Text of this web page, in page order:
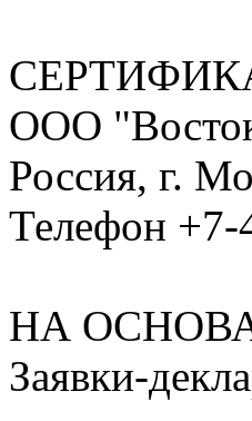
ООО
Россия, г.
Телефон +7-
НА
Заявки-